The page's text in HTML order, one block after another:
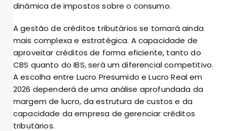
dinâmica de impostos sobre o consumo.
A gestão de créditos tributários se tornará ainda
mais complexa e estratégica. A capacidade de
aproveitar créditos de forma eficiente, tanto do
CBS quanto do IBS, será um diferencial competitivo.
A escolha entre Lucro Presumido e Lucro Real em
2026 dependerá de uma análise aprofundada da
margem de lucro, da estrutura de custos e da
capacidade da empresa de gerenciar créditos
tributários.